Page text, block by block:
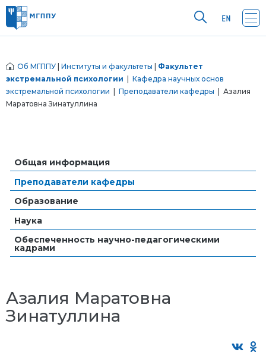
Об МГППУ Институты и факультеты
Факультет
экстремальной психологии
Кафедра научных основ
экстремальной психологии
Преподаватели кафедры | Азалия
Маратовна Зинатуллина
Общая информация
Преподаватели кафедры
Образование
Наука
Обеспеченность научно-педагогическими
кадрами
Азалия Маратовна
Зинатуллина